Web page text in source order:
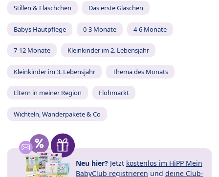
Stillen & Fläschchen Das erste Gläschen
Babys Hautpflege 0-3 Monate 4-6 Monate
7-12 Monate Kleinkinder im 2. Lebensjahr
Kleinkinder im 3. Lebensjahr Thema des Monats
Eltern in meiner Region Flohmarkt
Wichteln, Wanderpakete & Co
Neu hier? Jetzt kostenlos im HiPP Mein
BabyClub registrieren und deine Club-